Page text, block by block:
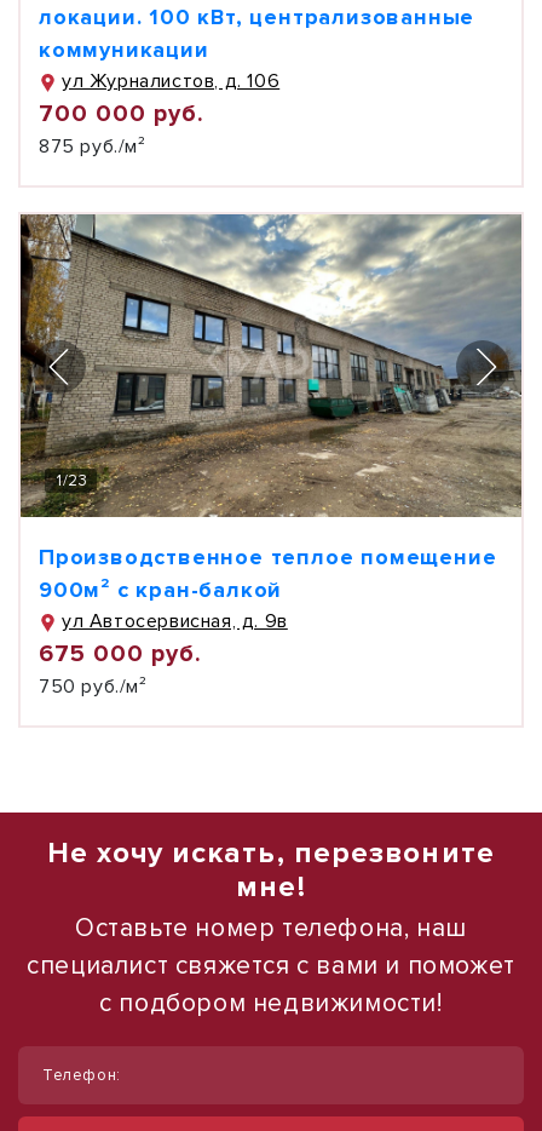
локации. 100 кВт, централизованные
коммуникации
ул Журналистов, д. 106
700 000 руб.
875 руб./м²
1/23
Производственное теплое помещение
900м² с кран-балкой
ул Автосервисная, д. 9в
675 000 руб.
750 руб./м²
Не хочу искать, перезвоните
мне!
Оставьте номер телефона, наш
специалист свяжется с вами и поможет
с подбором недвижимости!
Телефон: